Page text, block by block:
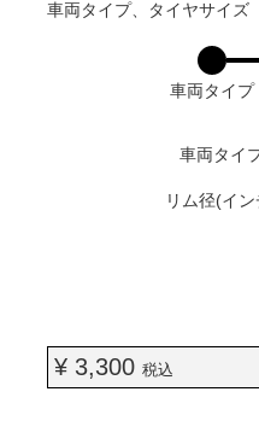
車両タイプ、タイヤサイズ
車両タイプ
車両タイ
リム径(イン
¥ 3,300税込